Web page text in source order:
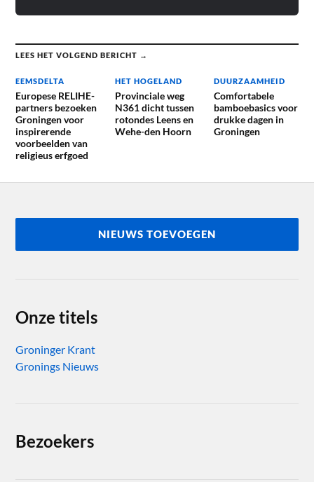
LEES HET VOLGEND BERICHT →
EEMSDELTA
Europese RELIHE-
partners bezoeken
Groningen voor
inspirerende
voorbeelden van
religieus erfgoed
HET HOGELAND
Provinciale weg
N361 dicht tussen
rotondes Leens en
Wehe-den Hoorn
DUURZAAMHEID
Comfortabele
bamboebasics voor
drukke dagen in
Groningen
NIEUWS TOEVOEGEN
Onze titels
Groninger Krant
Gronings Nieuws
Bezoekers